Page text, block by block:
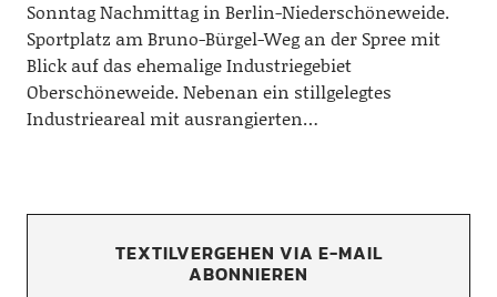
Sonntag Nachmittag in Berlin-Niederschöneweide.
Sportplatz am Bruno-Bürgel-Weg an der Spree mit
Blick auf das ehemalige Industriegebiet
Oberschöneweide. Nebenan ein stillgelegtes
Industrieareal mit ausrangierten…
TEXTILVERGEHEN VIA E-MAIL
ABONNIEREN